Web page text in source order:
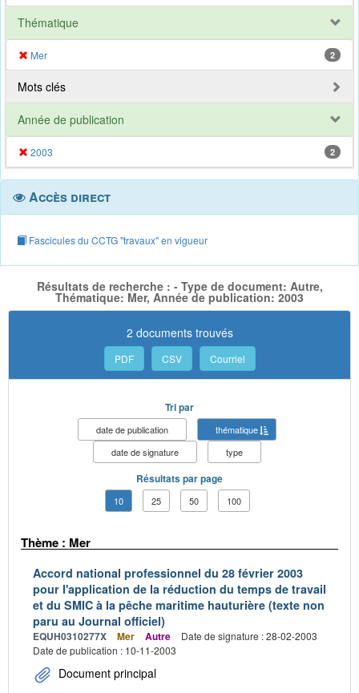
Thématique
Mer 2
Mots clés
Année de publication
2003 2
Accès direct
Fascicules du CCTG "travaux" en vigueur
Résultats de recherche : - Type de document: Autre,
Thématique: Mer, Année de publication: 2003
2 documents trouvés
PDF CSV Courriel
Tri par
date de publication
thématique
date de signature
type
Résultats par page
10 25 50 100
Thème : Mer
Accord national professionnel du 28 février 2003
pour l'application de la réduction du temps de travail
et du SMIC à la pêche maritime hauturière (texte non
paru au Journal officiel)
EQUH0310277X Mer Autre
Date de signature : 28-02-2003
Date de publication : 10-11-2003
Document principal